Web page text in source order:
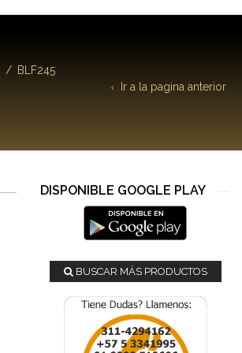
/ BLF245
Ir a la pagina anterior
DISPONIBLE GOOGLE PLAY
BUSCAR MÁS PRODUCTOS